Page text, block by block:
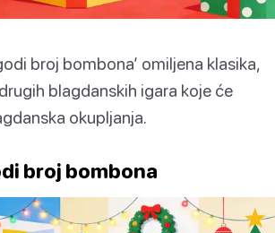
broj bombona’ omiljena klasika,
blagdanskih igara koje će
okupljanja.
broj bombona